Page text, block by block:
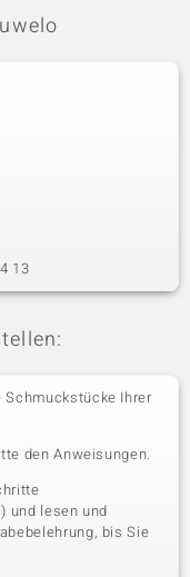
13
Schmuckstücke Ihrer
den Anweisungen.
und lesen und
bis Sie